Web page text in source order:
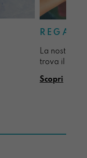
La nostra
trova il
Scopri